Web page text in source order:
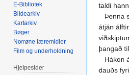
taldi
Þenna
átján
þangað
Hákon
dauðs
E-Bibliotek
Bildearkiv
Kartarkiv
Bøger
Norrøne læremidler
Film og underholdning
Hjelpesider